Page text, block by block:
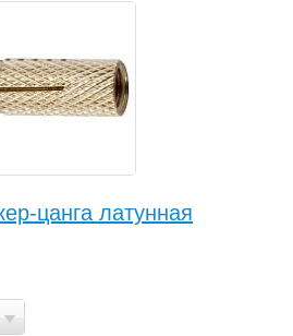
цанга латунная